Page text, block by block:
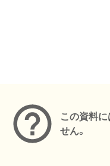
この資料
せん。